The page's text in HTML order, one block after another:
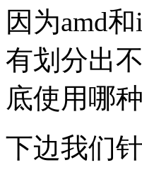
因为amd
有划分出
底使用哪
下边我们